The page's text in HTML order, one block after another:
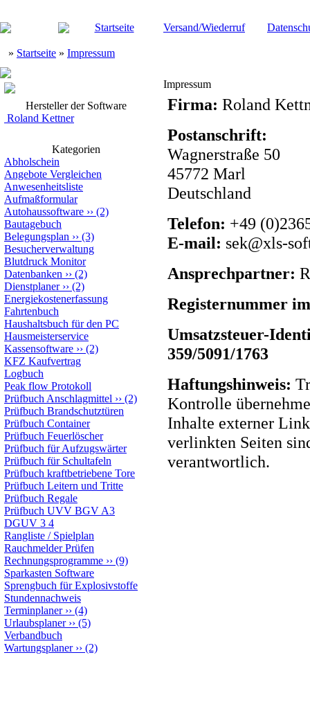
Startseite Versand/Wiederruf
» Startseite » Impressum
Hersteller der Software
Roland Kettner
Kategorien
Abholschein
Angebote Vergleichen
Anwesenheitsliste
Aufmaßformular
Autohaussoftware ›› (2)
Bautagebuch
Belegungsplan ›› (3)
Besucherverwaltung
Blutdruck Monitor
Datenbanken ›› (2)
Dienstplaner›› (2)
Energiekostenerfassung
Fahrtenbuch
Haushaltsbuch für den PC
Hausmeisterservice
Kassensoftware ›› (2)
KFZ Kaufvertrag
Logbuch
Peak flow Protokoll
Prüfbuch Anschlagmittel ›› (2)
Prüfbuch Brandschutztüren
Prüfbuch Container
Prüfbuch Feuerlöscher
Prüfbuch für Aufzugswärter
Prüfbuch für Schultafeln
Prüfbuch kraftbetriebene Tore
Prüfbuch Leitern und Tritte
Prüfbuch Regale
Prüfbuch UVV BGV A3
DGUV 3 4
Rangliste / Spielplan
Rauchmelder Prüfen
Rechnungsprogramme ›› (9)
Sparkasten Software
Sprengbuch für Explosivstoffe
Stundennachweis
Terminplaner›› (4)
Urlaubsplaner›› (5)
Verbandbuch
Wartungsplaner›› (2)
Impressum
Firma: Roland
Postanschrift:
Wagnerstraße 50
45772 Marl
Deutschland
Telefon: +49
E-mail: sek@xls-
Ansprechpartner:
Registernummer
Umsatzsteuer-
359/5091/1763
Haftungshinweis:
Kontrolle
Inhalte externer
verlinkten Seiten
verantwortlich.